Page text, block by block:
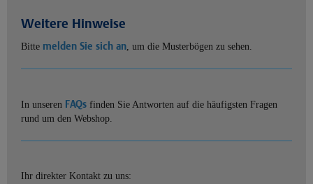
Weitere Hinweise
Bitte melden Sie sich an, um die Musterbögen zu sehen.
In unseren FAQs finden Sie Antworten auf die häufigsten Fragen
rund um den Webshop.
Ihr direkter Kontakt zu uns: